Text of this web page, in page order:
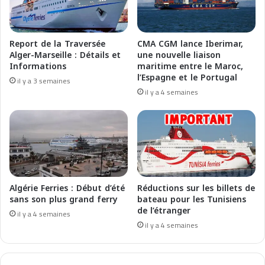
e
s
u
r
s
e
s
o
u
e
s
a
t
l
a
n
i
r
i
i
m
e
S
c
u
r
i
t
y
o
n
I
A
Report de la Traversée
Alger-Marseille : Détails et
Informations
il y a 3 semaines
CMA CGM lance Iberimar,
une nouvelle liaison
maritime entre le Maroc,
l’Espagne et le Portugal
il y a 4 semaines
Algérie Ferries : Début d’été
sans son plus grand ferry
il y a 4 semaines
Réductions sur les billets de
bateau pour les Tunisiens
de l’étranger
il y a 4 semaines